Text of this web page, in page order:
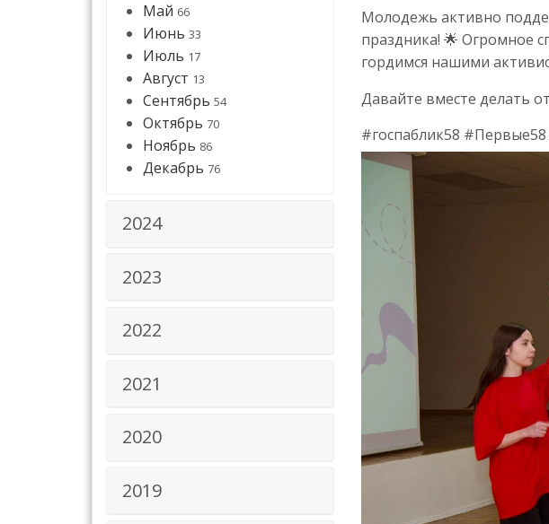
Май 66
Июнь 33
Июль 17
Август 13
Сентябрь 54
Октябрь 70
Ноябрь 86
Декабрь 76
2024
2023
2022
2021
2020
2019
Молодежь активно
праздника! 🌟 Огромное
гордимся нашими
Давайте вместе делать
#госпаблик58